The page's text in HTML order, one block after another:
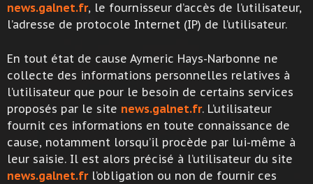
news.galnet.fr, le fournisseur d’accès de l’utilisateur,
l’adresse de protocole Internet (IP) de l’utilisateur.
En tout état de cause Aymeric Hays-Narbonne ne
collecte des informations personnelles relatives à
l’utilisateur que pour le besoin de certains services
proposés par le site news.galnet.fr. L’utilisateur
fournit ces informations en toute connaissance de
cause, notamment lorsqu’il procède par lui-même à
leur saisie. Il est alors précisé à l’utilisateur du site
news.galnet.frl’obligation ou non de fournir ces